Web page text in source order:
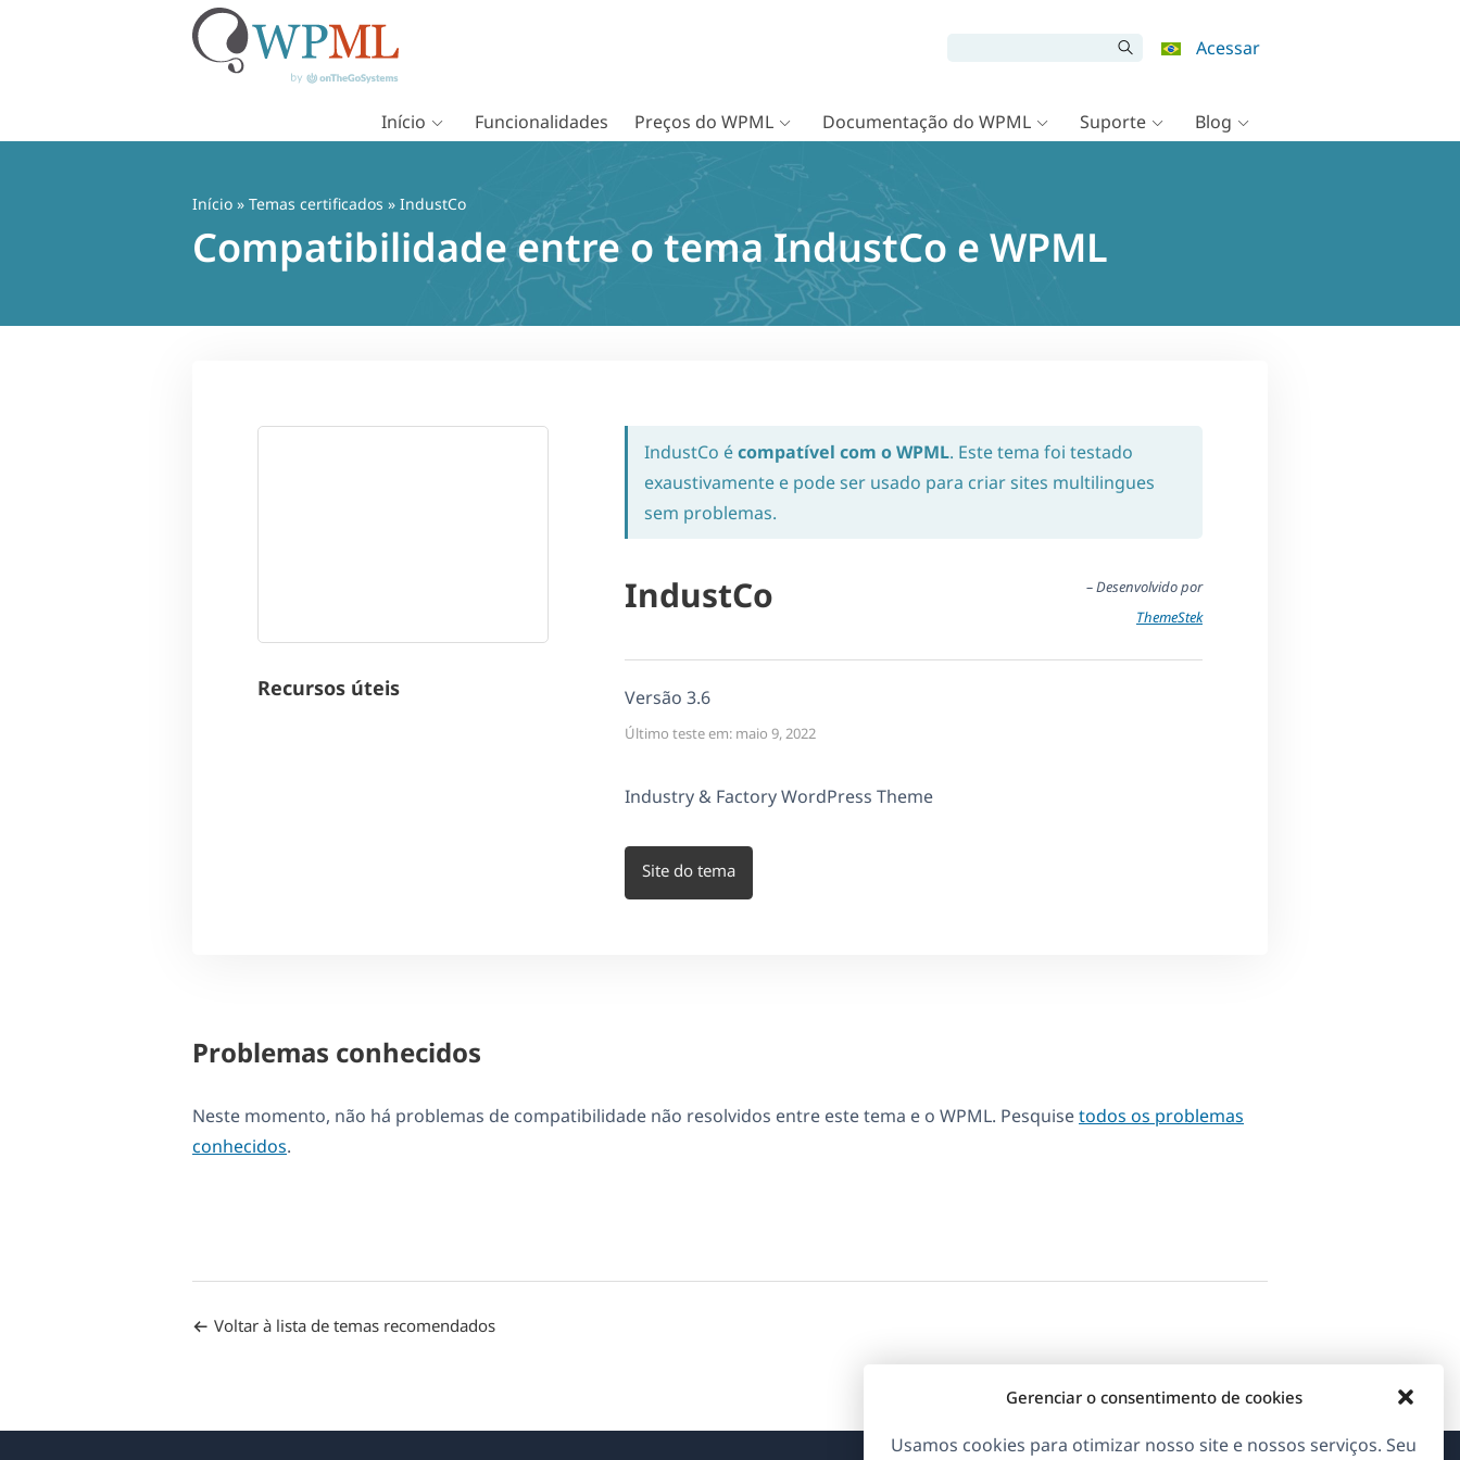
Gerenciar o consentimento de cookies
Usamos cookies para otimizar nosso site e nossos serviços. Seu
Acessar
Início Funcionalidades Preços do WPML Documentação do WPML Suporte Blog
Início » Temas certificados » IndustCo
Compatibilidade entre o tema IndustCo e WPML
Recursos úteis
IndustCo écompatível com o WPML. Este tema foi testado
exaustivamente e pode ser usado para criar sites multilingues
sem problemas.
IndustCo
– Desenvolvido por
ThemeStek
Versão 3.6
Último teste em: maio 9, 2022
Industry & Factory WordPress Theme
Site do tema
Problemas conhecidos
Neste momento, não há problemas de compatibilidade não resolvidos entre este tema e o WPML. Pesquisetodos os problemas
conhecidos.
Voltar à lista de temas recomendados